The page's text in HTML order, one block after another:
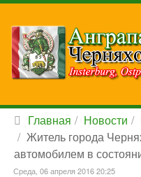
Главная Новости
Житель города
автомобилем в
Среда, 06 апреля 2016 20:25